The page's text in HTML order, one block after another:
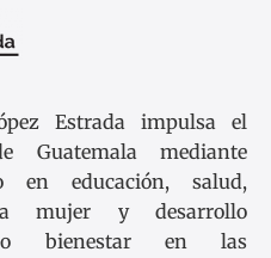
Estrada impulsa el
Guatemala mediante
en educación, salud,
mujer y desarrollo
bienestar en las